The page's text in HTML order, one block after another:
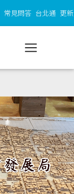
常見問答 台北通 更